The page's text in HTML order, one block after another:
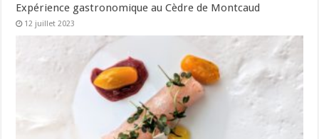
Expérience gastronomique au Cèdre de Montcaud
12 juillet 2023